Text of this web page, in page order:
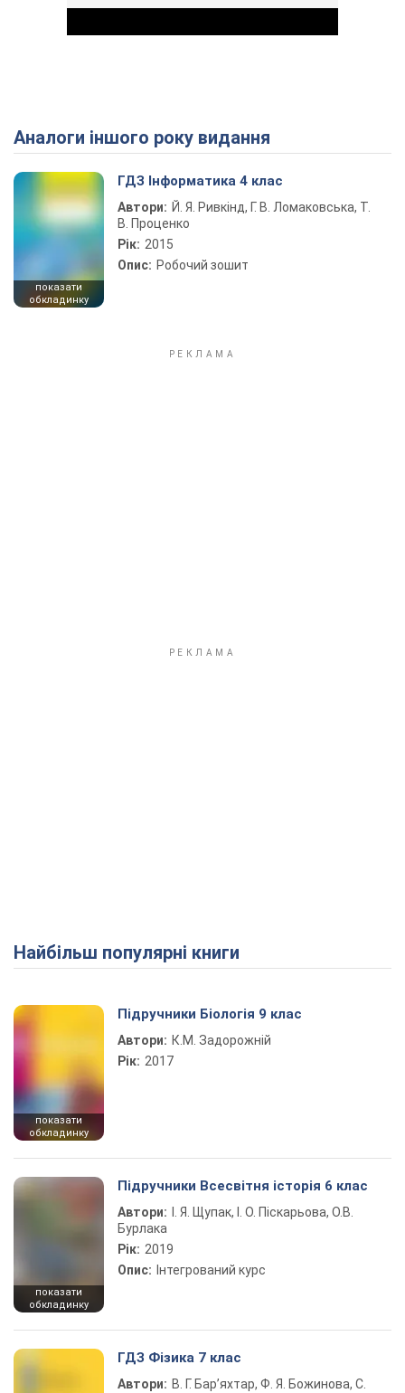
Play Video
Аналоги іншого року видання
показати
обкладинку
ГДЗ Інформатика 4 клас
Автори: Й. Я. Ривкінд, Г. В. Ломаковська, Т.
В. Проценко
Рік: 2015
Опис: Робочий зошит
Найбільш популярні книги
показати
обкладинку
Підручники Біологія 9 клас
Автори: К.М. Задорожній
Рік: 2017
показати
обкладинку
Підручники Всесвітня історія 6 клас
Автори:
І. Я. Щупак, І. О. Піскарьова, О.В.
Бурлака
Рік: 2019
Опис: Інтегрований курс
ГДЗ Фізика 7 клас
Автори: В. Г. Бар’яхтар, Ф. Я. Божинова, С.